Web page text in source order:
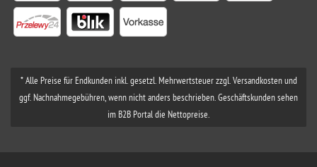
* Alle Preise für Endkunden inkl. gesetzl. Mehrwertsteuer zzgl. Versandkosten und
ggf. Nachnahmegebühren, wenn nicht anders beschrieben. Geschäftskunden sehen
im B2B Portal die Nettopreise.